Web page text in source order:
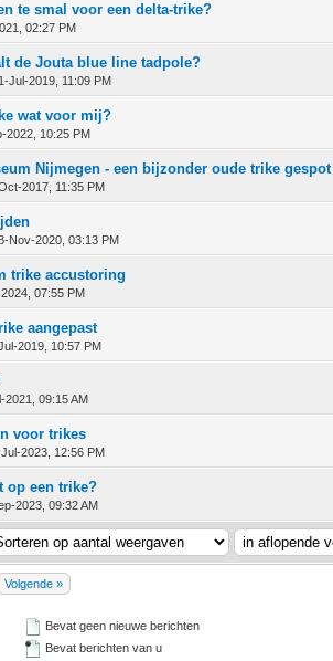
te smal voor een delta-trike?
02:27 PM
0 van 5 gemiddeld
123 45
de Jouta blue line tadpole?
Jul-2019, 11:09 PM
0 van 5 gemiddeld
1234 5
wat voor mij?
2022, 10:25 PM
van 5 gemiddeld
1234 5
Nijmegen - een bijzonder oude trike gespot
2017, 11:35 PM
0 van 5 gemiddeld
12345
Nov-2020, 03:13 PM
van 5 gemiddeld
trike accustoring
07:55 PM
0 van 5 gemiddeld
12345
aangepast
2019, 10:57 PM
van 5 gemiddeld
12345
2021, 09:15 AM
van 5 gemiddeld
voor trikes
2023, 12:56 PM
van 5 gemiddeld
1 2 345
op een trike?
2023, 09:32 AM
van 5 gemiddeld
12 3 45
Volgende »
Bevat geen nieuwe berichten
Bevat berichten van u